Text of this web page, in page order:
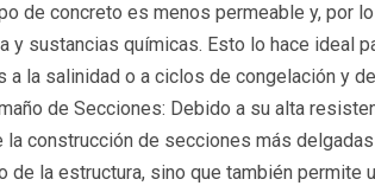
de concreto es menos permeable y, por
y sustancias químicas. Esto lo hace ideal
a la salinidad o a ciclos de congelación y
de Secciones: Debido a su alta
construcción de secciones más
de la estructura, sino que también permite